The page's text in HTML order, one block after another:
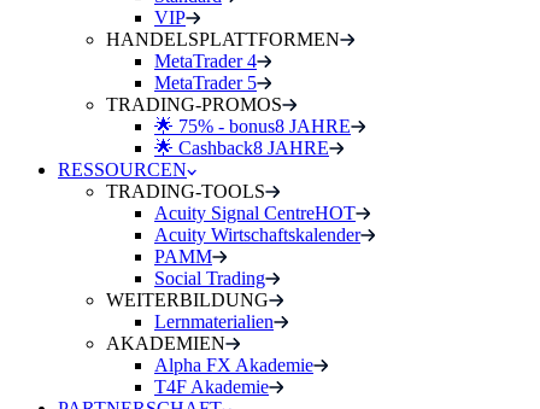
VIP
HANDELSPLATTFORMEN
MetaTrader 4
MetaTrader 5
TRADING-PROMOS
🌟 75% - bonus8 JAHRE
🌟 Cashback8 JAHRE
RESSOURCEN
TRADING-TOOLS
Acuity Signal CentreHOT
Acuity Wirtschaftskalender
PAMM
Social Trading
WEITERBILDUNG
Lernmaterialien
AKADEMIEN
Alpha FX Akademie
T4F Akademie